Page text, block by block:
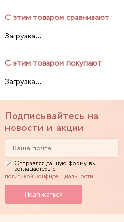
С этим товаром сравнивают
Загрузка...
С этим товаром покупают
Загрузка...
Подписывайтесь на
новости и акции
Отправляя данную форму вы
соглашаетесь с
политикой конфиденциальности